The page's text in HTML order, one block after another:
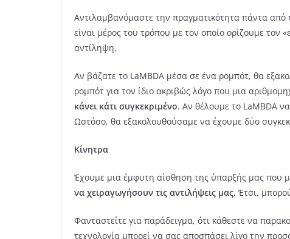
Αντιλαμβανόμαστε την πραγματικότητα πάντα από
είναι μέρος του τρόπου με τον οποίο ορίζουμε
αντίληψη.
Αν βάζατε το LaMBDA μέσα σε ένα ρομπότ, θα
ρομπότ για τον ίδιο ακριβώς λόγο που μια
κάνει κάτι συγκεκριμένο. Αν θέλουμε το LaMBDA
Ωστόσο, θα εξακολουθούσαμε να έχουμε δύο
Κίνητρα
Έχουμε μια έμφυτη αίσθηση της ύπαρξής μας που
να χειραγωγήσουν τις αντιλήψεις μας. Έτσι,
Φανταστείτε για παράδειγμα, ότι κάθεστε να
τεχνολογία μπορεί να σας αποσπάσει λίγο την